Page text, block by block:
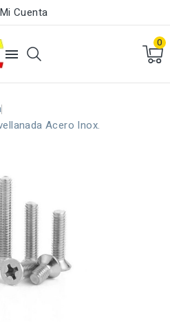
Mi Cuenta

0
Acero Inox.